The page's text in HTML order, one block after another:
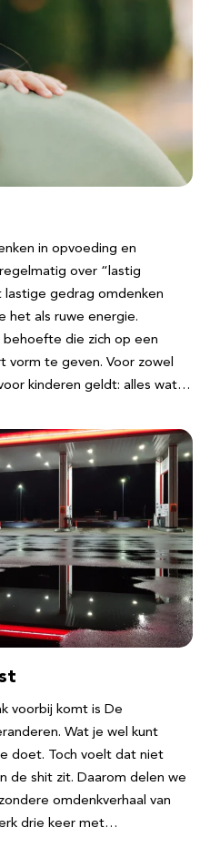
in opvoeding en
over “lastig
lastige gedrag omdenken
het als ruwe energie.
die zich op een
vorm te geven. Voor zowel
kinderen geldt: alles wat…
voorbij komt is De
Wat je wel kunt
doet. Toch voelt dat niet
de shit zit. Daarom delen we
omdenkverhaal van
drie keer met…